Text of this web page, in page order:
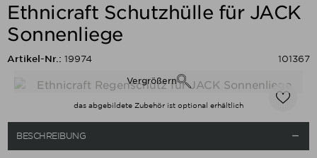
Ethnicraft Schutzhülle für JACK
Sonnenliege
Artikel-Nr.: 19974 101367
Vergrößern
das abgebildete Zubehör ist optional erhältlich
BESCHREIBUNG 